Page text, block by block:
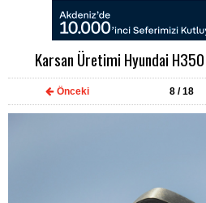
Karsan Üretimi Hyundai H350
Önceki 8/ 18